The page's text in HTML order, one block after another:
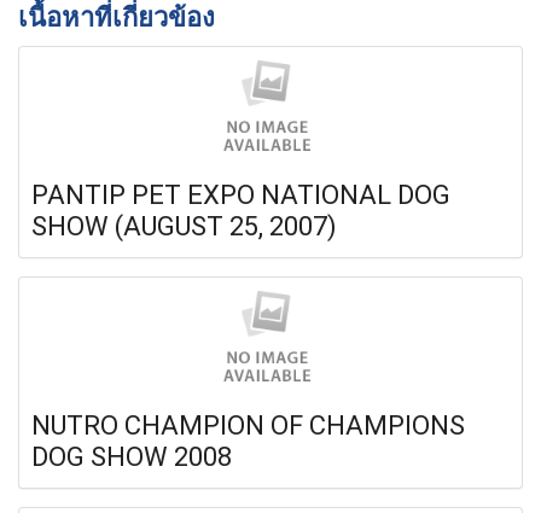
เนื้อหาที่เกี่ยวข้อง
PANTIP PET EXPO NATIONAL DOG
SHOW (AUGUST 25, 2007)
NUTRO CHAMPION OF CHAMPIONS
DOG SHOW 2008